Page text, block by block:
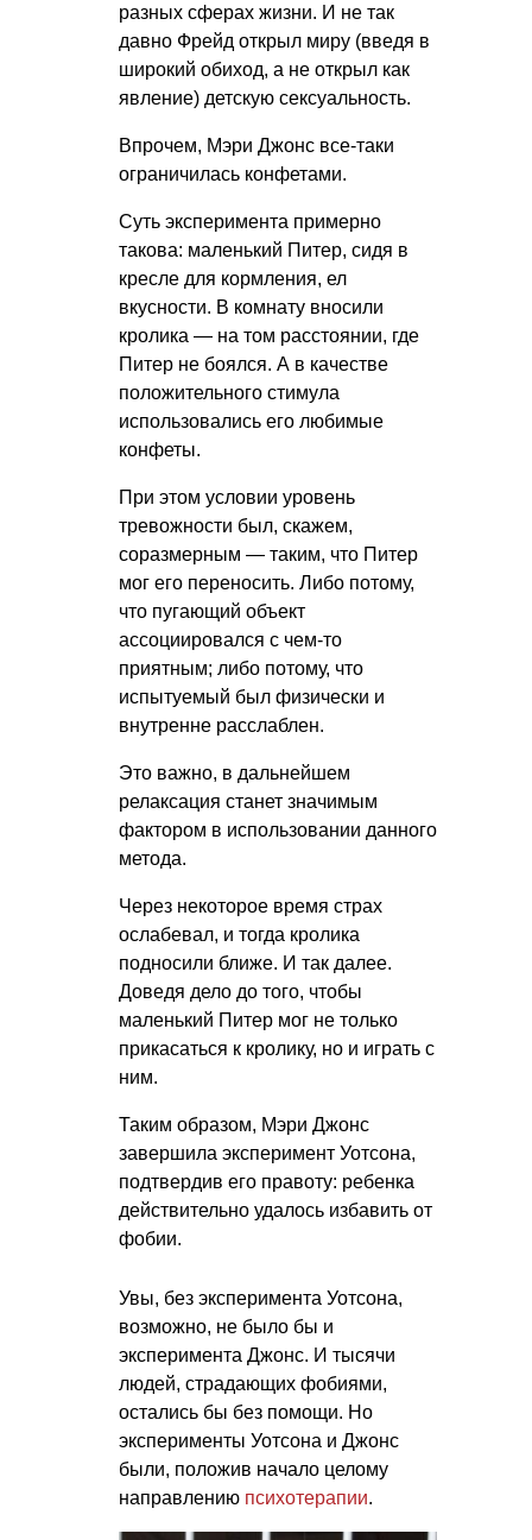
разных сферах жизни. И не так
давно Фрейд открыл миру (введя в
широкий обиход, а не открыл как
явление) детскую сексуальность.
Впрочем, Мэри Джонс все-таки
ограничилась конфетами.
Суть эксперимента примерно
такова: маленький Питер, сидя в
кресле для кормления, ел
вкусности. В комнату вносили
кролика — на том расстоянии, где
Питер не боялся. А в качестве
положительного стимула
использовались его любимые
конфеты.
При этом условии уровень
тревожности был, скажем,
соразмерным — таким, что Питер
мог его переносить. Либо потому,
что пугающий объект
ассоциировался с чем-то
приятным; либо потому, что
испытуемый был физически и
внутренне расслаблен.
Это важно, в дальнейшем
релаксация станет значимым
фактором в использовании данного
метода.
Через некоторое время страх
ослабевал, и тогда кролика
подносили ближе. И так далее.
Доведя дело до того, чтобы
маленький Питер мог не только
прикасаться к кролику, но и играть с
ним.
Таким образом, Мэри Джонс
завершила эксперимент Уотсона,
подтвердив его правоту: ребенка
действительно удалось избавить от
фобии.
Увы, без эксперимента Уотсона,
возможно, не было бы и
эксперимента Джонс. И тысячи
людей, страдающих фобиями,
остались бы без помощи. Но
эксперименты Уотсона и Джонс
были, положив начало целому
направлению психотерапии.